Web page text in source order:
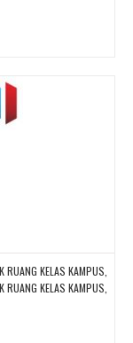
KELAS KAMPUS,
KELAS KAMPUS,
KELAS KAMPUS,
KELAS KAMPUS,
KELAS KAMPUS